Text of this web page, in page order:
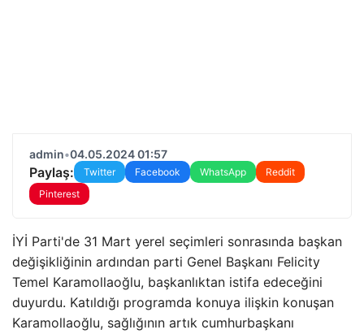
admin•04.05.2024 01:57
Paylaş: Twitter Facebook WhatsApp
Reddit
Pinterest
İYİ Parti'de 31 Mart yerel seçimleri sonrasında başkan
değişikliğinin ardından parti Genel Başkanı Felicity
Temel Karamollaoğlu, başkanlıktan istifa edeceğini
duyurdu. Katıldığı programda konuya ilişkin konuşan
Karamollaoğlu, sağlığının artık cumhurbaşkanı